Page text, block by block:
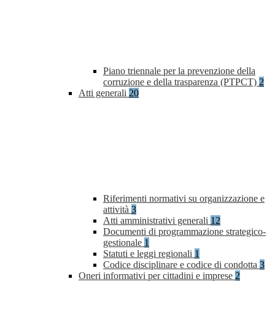
Piano triennale per la prevenzione della
corruzione e della trasparenza (PTPCT) 2
Atti generali 20
Riferimenti normativi su organizzazione e
attività 3
Atti amministrativi generali 12
Documenti di programmazione strategico-
gestionale 1
Statuti e leggi regionali 1
Codice disciplinare e codice di condotta 3
Oneri informativi per cittadini e imprese 2